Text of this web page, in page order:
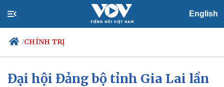
English
/CHÍNH TRỊ
Đại hội Đảng bộ tỉnh Gia Lai lần